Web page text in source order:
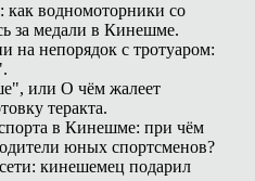
как водномоторники со
за медали в Кинешме.
на непорядок с тротуаром:
или О чём жалеет
теракта.
в Кинешме: при чём
юных спортсменов?
кинешемец подарил